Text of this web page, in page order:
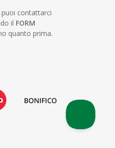
puoi contattarci
il FORM
quanto prima.